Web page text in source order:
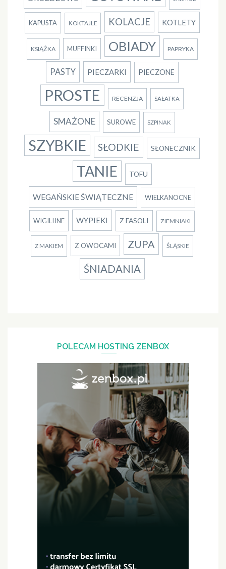
KAPUSTA KOKTAJLE KOLACJE KOTLETY
KSIĄŻKA MUFFINKI OBIADY PAPRYKA
PASTY PIECZARKI PIECZONE
PROSTE RECENZJA SAŁATKA
SMAŻONE SUROWE SZPINAK
SZYBKIE SŁODKIE SŁONECZNIK
TANIE TOFU
WEGAŃSKIE ŚWIĄTECZNE WIELKANOCNE
WIGILIJNE WYPIEKI Z FASOLI ZIEMNIAKI
Z MAKIEM Z OWOCAMI ZUPA ŚLĄSKIE
ŚNIADANIA
POLECAM HOSTING ZENBOX